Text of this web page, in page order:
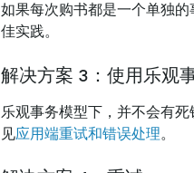
如果每次购书都是一个单独
佳实践。
解决方案 3：使用乐观
乐观事务模型下，并不会有
见应用端重试和错误处理。